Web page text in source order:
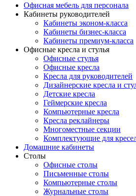
Офисная мебель для персонала
Кабинеты руководителей
Кабинеты эконом-класса
Кабинеты бизнес-класса
Кабинеты премиум-класса
Офисные кресла и стулья
Офисные стулья
Офисные кресла
Кресла для руководителей
Дизайнерские кресла и
Детские кресла
Геймерские кресла
Компьютерные кресла
Кресла реклайнеры
Многоместные секции
Комплектующие для
Домашние кабинеты
Столы
Офисные столы
Письменные столы
Компьютерные столы
Журнальные столы